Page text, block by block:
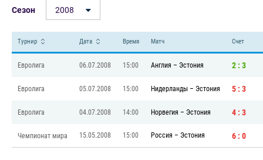
Сезон 2008
Турнир Дата Время Матч Счет
Евролига 06.07.2008 15:00 Англия – Эстония 2 : 3
Евролига 05.07.2008 15:00 Нидерланды – Эстония 5 : 3
Евролига 04.07.2008 14:00 Норвегия – Эстония 4 : 3
Чемпионат мира 15.05.2008 15:00 Россия – Эстония 6 : 0